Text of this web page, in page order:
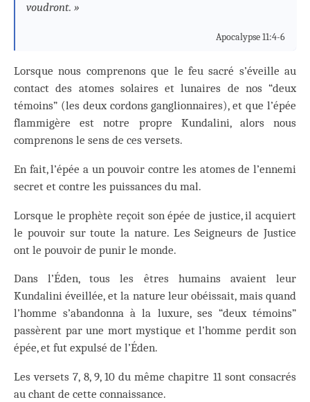
voudront. »
Apocalypse 11:4-6
Lorsque nous comprenons que le feu sacré s’éveille au
contact des atomes solaires et lunaires de nos “deux
témoins” (les deux cordons ganglionnaires), et que l’épée
flammigère est notre propre Kundalini, alors nous
comprenons le sens de ces versets.
En fait, l’épée a un pouvoir contre les atomes de l’ennemi
secret et contre les puissances du mal.
Lorsque le prophète reçoit son épée de justice, il acquiert
le pouvoir sur toute la nature. Les Seigneurs de Justice
ont le pouvoir de punir le monde.
Dans l’Éden, tous les êtres humains avaient leur
Kundalini éveillée, et la nature leur obéissait, mais quand
l’homme s’abandonna à la luxure, ses “deux témoins”
passèrent par une mort mystique et l’homme perdit son
épée, et fut expulsé de l’Éden.
Les versets 7, 8, 9, 10 du même chapitre 11 sont consacrés
au chant de cette connaissance.